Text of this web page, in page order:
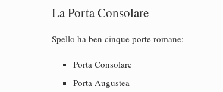
La Porta Consolare
Spello ha ben cinque porte romane:
Porta Consolare
Porta Augustea